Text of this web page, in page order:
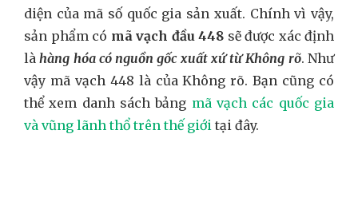
diện của mã số quốc gia sản xuất. Chính vì vậy,
sản phẩm có mã vạch đầu 448 sẽ được xác định
làhàng hóa có nguồn gốc xuất xứ từ Không rõ. Như
vậy mã vạch 448 là của Không rõ. Bạn cũng có
thể xem danh sách bảng mã vạch các quốc gia
và vũng lãnh thổ trên thế giới tại đây.